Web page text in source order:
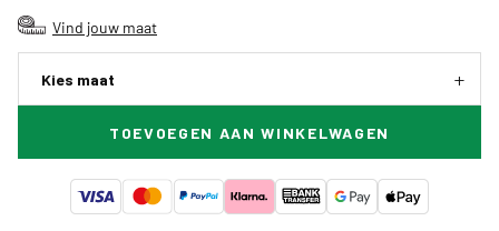
Vind jouw maat
Kies maat
TOEVOEGEN AAN WINKELWAGEN